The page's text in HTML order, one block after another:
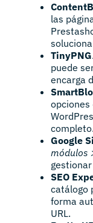
las
TinyPNG
puede
encarga
opciones
Google
módulos
SEO
catálogo
forma
URL.